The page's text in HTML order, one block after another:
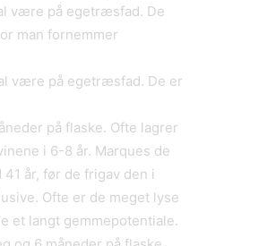
være på egetræsfad. De
man fornemmer
være på egetræsfad. De er
på flaske. Ofte lagrer
i 6-8 år. Marques de
år, før de frigav den i
Ofte er de meget lyse
et langt gemmepotentiale.